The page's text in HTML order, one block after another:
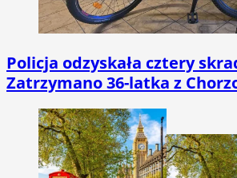
Policja odzyskała cztery
Zatrzymano 36-latka z